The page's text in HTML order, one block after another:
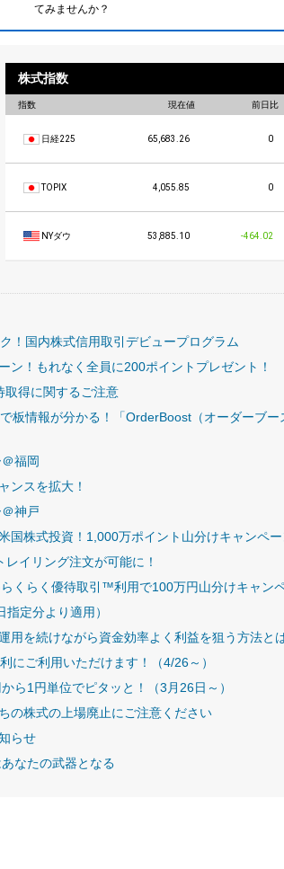
てみませんか？
株式指数
指数 現在値 前日比
日経225 65,683.26 0
TOPIX 4,055.85 0
NYダウ 53,885.10 -464.02
！国内株式信用取引デビュープログラム
ン！もれなく全員に200ポイントプレゼント！
取得に関するご注意
板情報が分かる！「OrderBoost（オーダーブー
福岡
ンスを拡大！
神戸
国株式投資！1,000万ポイント山分けキャンペー
イリング注文が可能に！
くらく優待取引™利用で100万円山分けキャン
定分より適用）
用を続けながら資金効率よく利益を狙う方法と
にご利用いただけます！（4/26～）
ら1円単位でピタッと！（3月26日～）
の株式の上場廃止にご注意ください
らせ
なたの武器となる